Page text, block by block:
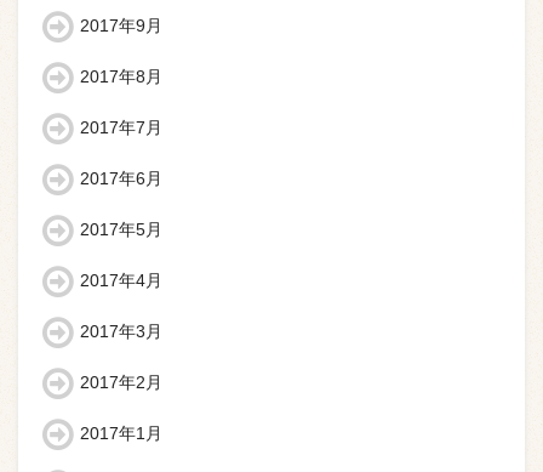
2017年9月
2017年8月
2017年7月
2017年6月
2017年5月
2017年4月
2017年3月
2017年2月
2017年1月